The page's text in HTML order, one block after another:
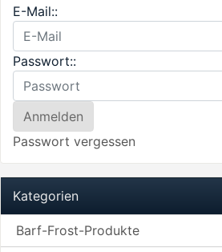
E-Mail::
Passwort::
Passwort vergessen
Kategorien
Barf-Frost-Produkte